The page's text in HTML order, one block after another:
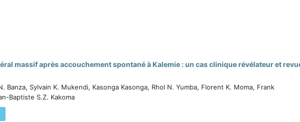
massif après accouchement spontané à Kalemie : un cas clinique révélateur et
Banza, Sylvain K. Mukendi, Kasonga Kasonga, Rhol N. Yumba, Florent K. Moma, Frank
Baptiste S.Z. Kakoma